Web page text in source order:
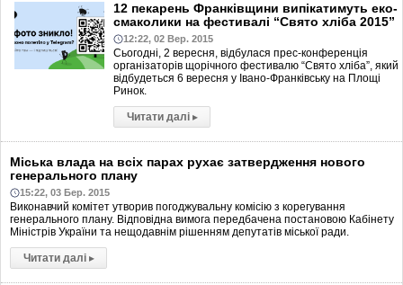
12 пекарень Франківщини випікатимуть еко-
смаколики на фестивалі “Свято хліба 2015”
12:22, 02 Вер. 2015
Сьогодні, 2 вересня, відбулася прес-конференція
організаторів щорічного фестивалю “Свято хліба”, який
відбудеться 6 вересня у Івано-Франківську на Площі
Ринок.
Читати далі ▸
Міська влада на всіх парах рухає затвердження нового
генерального плану
15:22, 03 Бер. 2015
Виконавчий комітет утворив погоджувальну комісію з корегування
генерального плану. Відповідна вимога передбачена постановою Кабінету
Міністрів України та нещодавнім рішенням депутатів міської ради.
Читати далі ▸